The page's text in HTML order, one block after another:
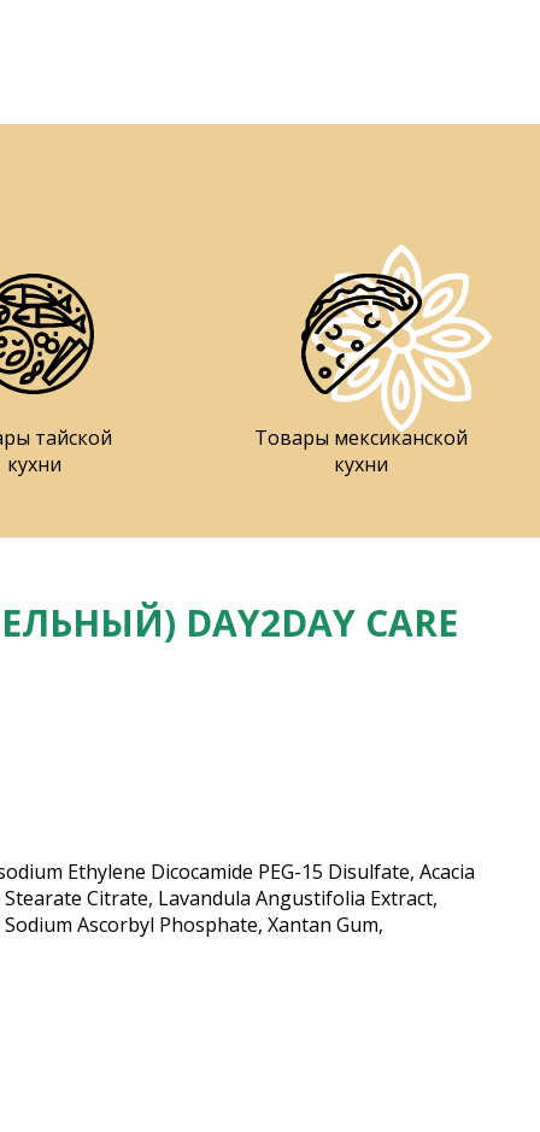
тайской
кухни
Товары мексиканской
кухни
DAY2DAY CARE
Ethylene Dicocamide PEG-15 Disulfate, Acacia
Citrate, Lavandula Angustifolia Extract,
Ascorbyl Phosphate, Xantan Gum,